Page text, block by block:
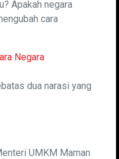
Apakah negara
cara
Negara
dua narasi yang
UMKM Maman